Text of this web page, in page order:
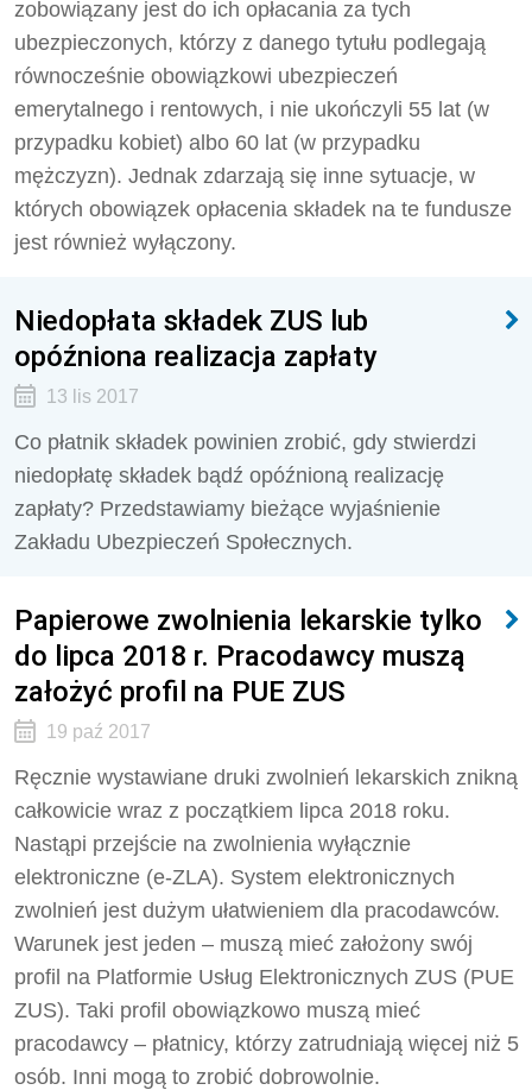
zobowiązany jest do ich opłacania za tych
ubezpieczonych, którzy z danego tytułu podlegają
równocześnie obowiązkowi ubezpieczeń
emerytalnego i rentowych, i nie ukończyli 55 lat (w
przypadku kobiet) albo 60 lat (w przypadku
mężczyzn). Jednak zdarzają się inne sytuacje, w
których obowiązek opłacenia składek na te fundusze
jest również wyłączony.
Niedopłata składek ZUS lub
opóźniona realizacja zapłaty
13 lis 2017
Co płatnik składek powinien zrobić, gdy stwierdzi
niedopłatę składek bądź opóźnioną realizację
zapłaty? Przedstawiamy bieżące wyjaśnienie
Zakładu Ubezpieczeń Społecznych.
Papierowe zwolnienia lekarskie tylko
do lipca 2018 r. Pracodawcy muszą
założyć profil na PUE ZUS
19 paź 2017
Ręcznie wystawiane druki zwolnień lekarskich znikną
całkowicie wraz z początkiem lipca 2018 roku.
Nastąpi przejście na zwolnienia wyłącznie
elektroniczne (e-ZLA). System elektronicznych
zwolnień jest dużym ułatwieniem dla pracodawców.
Warunek jest jeden – muszą mieć założony swój
profil na Platformie Usług Elektronicznych ZUS (PUE
ZUS). Taki profil obowiązkowo muszą mieć
pracodawcy – płatnicy, którzy zatrudniają więcej niż 5
osób. Inni mogą to zrobić dobrowolnie.